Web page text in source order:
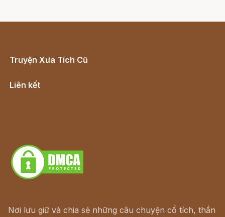
Truyện Xưa Tích Cũ
Liên kết
Nơi lưu giữ và chia sẻ những câu chuyện cổ tích, thần